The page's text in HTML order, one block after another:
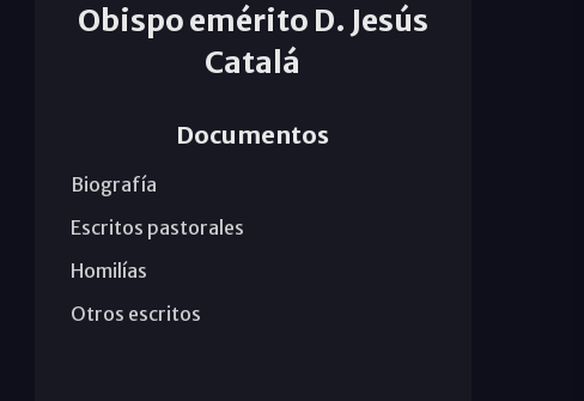
Obispo emérito D. Jesús
Catalá
Documentos
Biografía
Escritos pastorales
Homilías
Otros escritos